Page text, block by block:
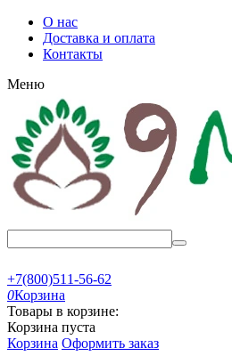
О нас
Доставка и оплата
Контакты
Меню
+7(800)511-56-62
0Корзина
Товары в корзине:
Корзина пуста
Корзина Оформить заказ